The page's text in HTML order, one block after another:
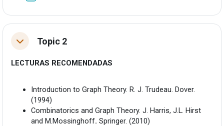
TolestuTopic 2
LECTURAS RECOMENDADAS
Introduction to Graph Theory. R. J. Trudeau. Dover.
(1994)
Combinatorics and Graph Theory. J. Harris, J.L. Hirst
and M.Mossinghoff. Springer. (2010)